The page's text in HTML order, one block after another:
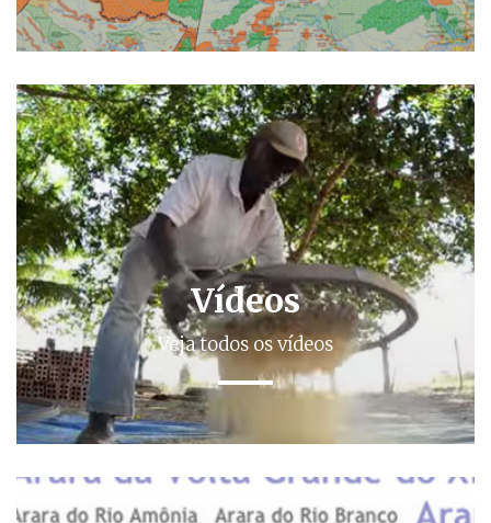
Vídeos
Veja todos os vídeos